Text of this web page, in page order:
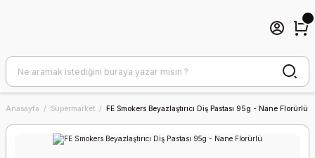
Anasayfa Süpermarket FE Smokers Beyazlaştırıcı Diş Pastası 95g - Nane Florürlü